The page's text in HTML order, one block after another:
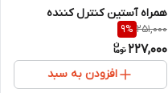
همراه آستین کنترل کننده
انگشت
251,000
9%
227,000
افزودن به سبد